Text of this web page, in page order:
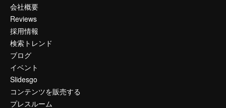
会社概要
Reviews
採用情報
検索トレンド
ブログ
イベント
Slidesgo
コンテンツを販売する
プレスルーム